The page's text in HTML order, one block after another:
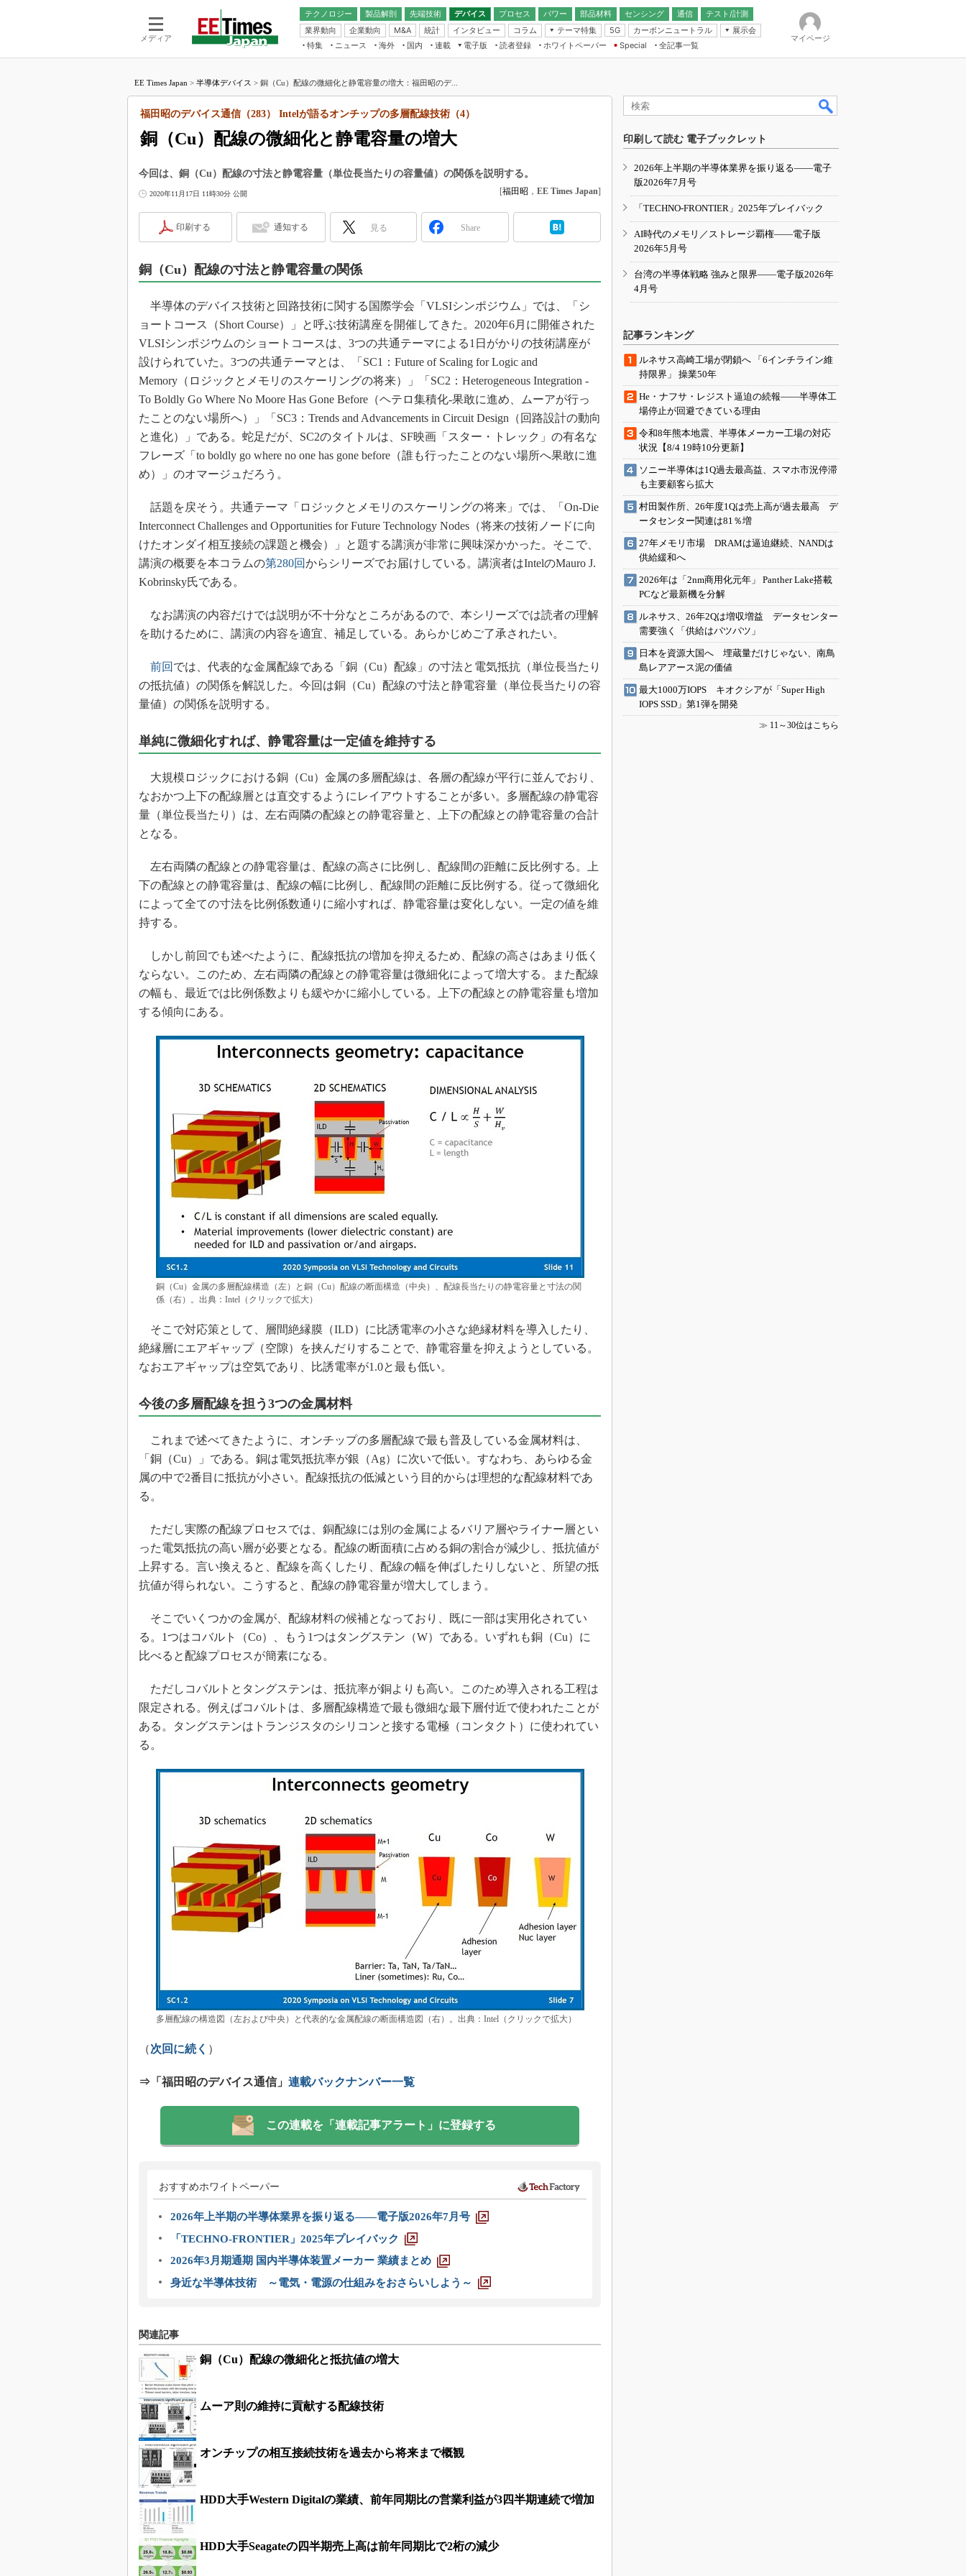
メディア
テクノロジー 製品解剖
先端技術
電池／エネルギー
デバイス
アナログ
マイコン
FPGA
プロセス パワー 部品材料 センシング
通信
無線
テスト/計測
業界動向
企業動向 M&A 統計 インタビュー コラム
テーマ特集
フィジカルAI
半導体後工程
読者調査（EE Times Research）
エレクトロニクス入門（EDN
Japan）
5G カーボンニュートラル
展示会
IoT・エッジコンピューティング
EXPO
TECHNO-FRONTIER
人とくるま展
特集 ニュース 海外 国内
連載
福田昭のデバイス通信
湯之上隆のナノフォーカス
大山聡の業界スコープ
世界を「数字」で回してみよう
踊るバズワード ～Behind the
この10年で起こったこと、次の10年
で起こること
製品分解で探るアジアの新トレンド
光伝送技術を知る
“異端児エンジニア”が仕掛けた社内
改革、執念の180日
イノベーションは日本を救うのか
JASA発IoT通信
「英語に愛されないエンジニア」の
ための新行動論
電子版
電子ブックレット
読者登録 ホワイトペーパー
Special
全記事一覧
マイページ
EE Times Japan > 半導体デバイス > 銅（Cu）配線の微細化と静電容量の増大：福田昭のデ...
銅（Cu）配線の微細化と静電容量の増大
福田昭のデバイス通信（283） Intelが語るオンチップの多層配線技術（4）
今回は、銅（Cu）配線の寸法と静電容量（単位長当たりの容量値）の関係を説明する。
2020年11月17日 11時30分 公開 [福田昭 ， EE Times Japan]
印刷する 通知する 見る Share
銅（Cu）配線の寸法と静電容量の関係
半導体のデバイス技術と回路技術に関する国際学会「VLSIシンポジウム」では、「シ
ョートコース（Short Course）」と呼ぶ技術講座を開催してきた。2020年6月に開催された
VLSIシンポジウムのショートコースは、3つの共通テーマによる1日がかりの技術講座が
設けられていた。3つの共通テーマとは、「SC1：Future of Scaling for Logic and
Memory（ロジックとメモリのスケーリングの将来）」「SC2：Heterogeneous Integration -
To Boldly Go Where No Moore Has Gone Before（ヘテロ集積化-果敢に進め、ムーアが行っ
たことのない場所へ）」「SC3：Trends and Advancements in Circuit Design（回路設計の動向
と進化）」である。蛇足だが、SC2のタイトルは、SF映画「スター・トレック」の有名な
フレーズ「to boldly go where no one has gone before（誰も行ったことのない場所へ果敢に進
め）」のオマージュだろう。
話題を戻そう。共通テーマ「ロジックとメモリのスケーリングの将来」では、「On-Die
Interconnect Challenges and Opportunities for Future Technology Nodes（将来の技術ノードに向
けたオンダイ相互接続の課題と機会）」と題する講演が非常に興味深かかった。そこで、
講演の概要を本コラムの第280回からシリーズでお届けしている。講演者はIntelのMauro J.
Kobrinsky氏である。
なお講演の内容だけでは説明が不十分なところがあるので、本シリーズでは読者の理解
を助けるために、講演の内容を適宜、補足している。あらかじめご了承されたい。
前回 では、代表的な金属配線である「銅（Cu）配線」の寸法と電気抵抗（単位長当たり
の抵抗値）の関係を解説した。今回は銅（Cu）配線の寸法と静電容量（単位長当たりの容
量値）の関係を説明する。
単純に微細化すれば、静電容量は一定値を維持する
大規模ロジックにおける銅（Cu）金属の多層配線は、各層の配線が平行に並んでおり、
なおかつ上下の配線層とは直交するようにレイアウトすることが多い。多層配線の静電容
量（単位長当たり）は、左右両隣の配線との静電容量と、上下の配線との静電容量の合計
となる。
左右両隣の配線との静電容量は、配線の高さに比例し、配線間の距離に反比例する。上
下の配線との静電容量は、配線の幅に比例し、配線間の距離に反比例する。従って微細化
によって全ての寸法を比例係数通りに縮小すれば、静電容量は変化しない。一定の値を維
持する。
しかし前回でも述べたように、配線抵抗の増加を抑えるため、配線の高さはあまり低く
ならない。このため、左右両隣の配線との静電容量は微細化によって増大する。また配線
の幅も、最近では比例係数よりも緩やかに縮小している。上下の配線との静電容量も増加
する傾向にある。
銅（Cu）金属の多層配線構造（左）と銅（Cu）配線の断面構造（中央）、配線長当たりの静電容量と寸法の関
係（右）。出典：Intel（クリックで拡大）
そこで対応策として、層間絶縁膜（ILD）に比誘電率の小さな絶縁材料を導入したり、
絶縁層にエアギャップ（空隙）を挟んだりすることで、静電容量を抑えようとしている。
なおエアギャップは空気であり、比誘電率が1.0と最も低い。
今後の多層配線を担う3つの金属材料
これまで述べてきたように、オンチップの多層配線で最も普及している金属材料は、
「銅（Cu）」である。銅は電気抵抗率が銀（Ag）に次いで低い。すなわち、あらゆる金
属の中で2番目に抵抗が小さい。配線抵抗の低減という目的からは理想的な配線材料であ
る。
ただし実際の配線プロセスでは、銅配線には別の金属によるバリア層やライナー層とい
った電気抵抗の高い層が必要となる。配線の断面積に占める銅の割合が減少し、抵抗値が
上昇する。言い換えると、配線を高くしたり、配線の幅を伸ばしたりしないと、所望の抵
抗値が得られない。こうすると、配線の静電容量が増大してしまう。
そこでいくつかの金属が、配線材料の候補となっており、既に一部は実用化されてい
る。1つはコバルト（Co）、もう1つはタングステン（W）である。いずれも銅（Cu）に
比べると配線プロセスが簡素になる。
ただしコバルトとタングステンは、抵抗率が銅よりも高い。このため導入される工程は
限定される。例えばコバルトは、多層配線構造で最も微細な最下層付近で使われたことが
ある。タングステンはトランジスタのシリコンと接する電極（コンタクト）に使われてい
る。
多層配線の構造図（左および中央）と代表的な金属配線の断面構造図（右）。出典：Intel（クリックで拡大）
（次回に続く ）
⇒「福田昭のデバイス通信」 連載バックナンバー一覧
この連載を「連載記事アラート」に登録する
おすすめホワイトペーパー
2026年上半期の半導体業界を振り返る――電子版2026年7月号
「TECHNO-FRONTIER」2025年プレイバック
2026年3月期通期 国内半導体装置メーカー 業績まとめ
身近な半導体技術 ～電気・電源の仕組みをおさらいしよう～
関連記事
銅（Cu）配線の微細化と抵抗値の増大
ムーア則の維持に貢献する配線技術
オンチップの相互接続技術を過去から将来まで概観
HDD大手Western Digitalの業績、前年同期比の営業利益が3四半期連続で増加
HDD大手Seagateの四半期売上高は前年同期比で2桁の減少
印刷して読む 電子ブックレット
2026年上半期の半導体業界を振り返る――電子
版2026年7月号
「TECHNO-FRONTIER」2025年プレイバック
AI時代のメモリ／ストレージ覇権――電子版
2026年5月号
台湾の半導体戦略 強みと限界――電子版2026年
4月号
記事ランキング
ルネサス高崎工場が閉鎖へ 「6インチライン維
持限界」 操業50年
He・ナフサ・レジスト逼迫の続報――半導体工
場停止が回避できている理由
令和8年熊本地震、半導体メーカー工場の対応
状況【8/4 19時10分更新】
ソニー半導体は1Q過去最高益、スマホ市況停滞
も主要顧客ら拡大
村田製作所、26年度1Qは売上高が過去最高 デ
ータセンター関連は81％増
27年メモリ市場 DRAMは逼迫継続、NANDは
供給緩和へ
2026年は「2nm商用化元年」 Panther Lake搭載
PCなど最新機を分解
ルネサス、26年2Qは増収増益 データセンター
需要強く「供給はパツパツ」
日本を資源大国へ 埋蔵量だけじゃない、南鳥
島レアアース泥の価値
最大1000万IOPS キオクシアが「Super High
IOPS SSD」第1弾を開発
≫ 11～30位はこちら